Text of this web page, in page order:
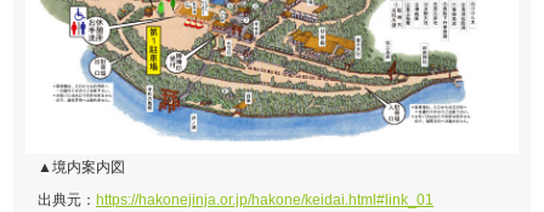
▲境内案内図
出典元： https://hakonejinja.or.jp/hakone/keidai.html#link_01